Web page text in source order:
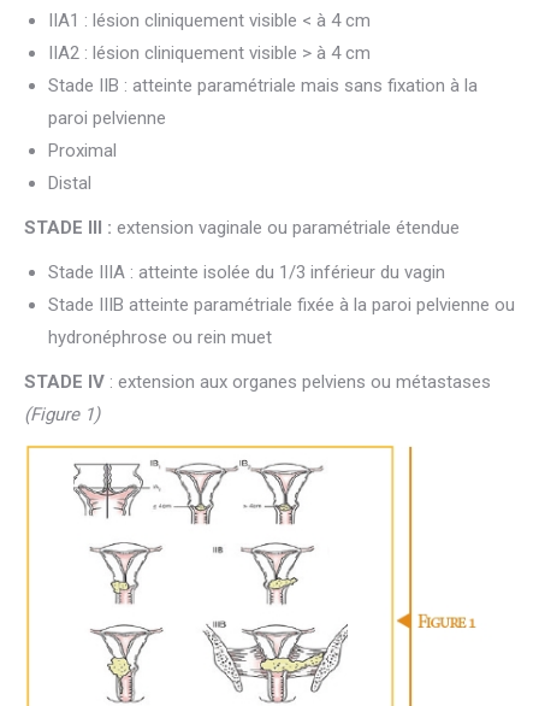
IIA1 : lésion cliniquement visible < à 4 cm
IIA2 : lésion cliniquement visible > à 4 cm
Stade IIB : atteinte paramétriale mais sans fixation à la
paroi pelvienne
Proximal
Distal
STADE III : extension vaginale ou paramétriale étendue
Stade IIIA : atteinte isolée du 1/3 inférieur du vagin
Stade IIIB atteinte paramétriale fixée à la paroi pelvienne ou
hydronéphrose ou rein muet
STADE IV : extension aux organes pelviens ou métastases
(Figure 1)